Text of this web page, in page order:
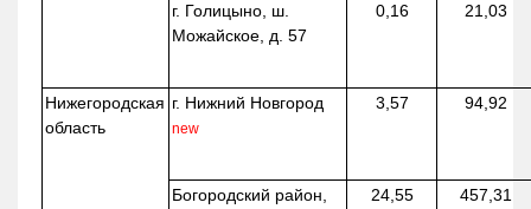
г. Голицыно, ш.
Можайское, д. 57
0,16 21,03
Нижегородская
область
г. Нижний Новгород
new
3,57 94,92
Богородский район,
24,55 457,31